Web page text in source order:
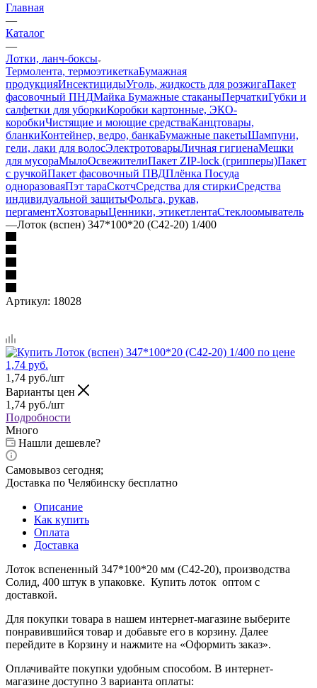
Главная
—
Каталог
—
Лотки, ланч-боксы
Термолента, термоэтикеткаБумажная
продукцияИнсектицидыУголь, жидкость для розжигаПакет
фасовочный ПНДМайка Бумажные стаканыПерчаткиГубки и
салфетки для уборкиКоробки картонные, ЭКО-
коробкиЧистящие и моющие средстваКанцтовары,
бланкиКонтейнер, ведро, банкаБумажные пакетыШампуни,
гели, лаки для волосЭлектротоварыЛичная гигиенаМешки
для мусораМылоОсвежителиПакет ZIP-lock (грипперы)Пакет
с ручкойПакет фасовочный ПВДПлёнка Посуда
одноразоваяПэт тараСкотчСредства для стиркиСредства
индивидуальной защитыФольга, рукав,
пергаментХозтоварыЦенники, этикетлентаСтеклоомыватель
—Лоток (вспен) 347*100*20 (С42-20) 1/400
Артикул: 18028
1,74 руб./шт
Варианты цен
1,74 руб./шт
Подробности
Много
Нашли дешевле?
Самовывоз сегодня;
Доставка по Челябинску бесплатно
Описание
Как купить
Оплата
Доставка
Лоток вспененный 347*100*20 мм (С42-20), производства
Солид, 400 штук в упаковке. Купить лоток оптом с
доставкой.
Для покупки товара в нашем интернет-магазине выберите
понравившийся товар и добавьте его в корзину. Далее
перейдите в Корзину и нажмите на «Оформить заказ».
Оплачивайте покупки удобным способом. В интернет-
магазине доступно 3 варианта оплаты: